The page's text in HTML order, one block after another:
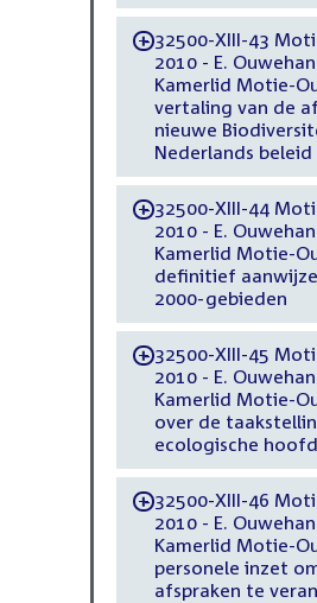
-32500-XIII-43
2010 - E.
Kamerlid Motie-
vertaling van de
nieuwe
Nederlands beleid
-32500-XIII-44
2010 - E.
Kamerlid Motie-
definitief
2000-gebieden
-32500-XIII-45
2010 - E.
Kamerlid Motie-
over de
ecologische
-32500-XIII-46
2010 - E.
Kamerlid Motie-
personele inzet
afspraken te